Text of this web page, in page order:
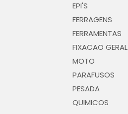
EPI'S
FERRAGENS
FERRAMENTAS
FIXACAO GERAL
MOTO
PARAFUSOS
PESADA
QUIMICOS